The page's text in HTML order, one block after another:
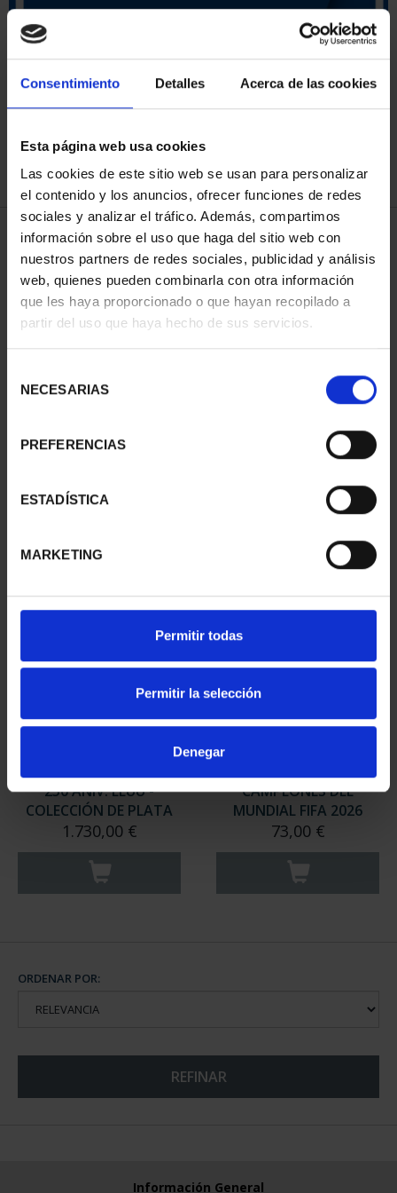
Consentimiento Detalles Acerca de las cookies
Esta página web usa cookies
Las cookies de este sitio web se usan para personalizar
el contenido y los anuncios, ofrecer funciones de redes
sociales y analizar el tráfico. Además, compartimos
información sobre el uso que haga del sitio web con
nuestros partners de redes sociales, publicidad y análisis
web, quienes pueden combinarla con otra información
que les haya proporcionado o que hayan recopilado a
partir del uso que haya hecho de sus servicios.
NECESARIAS
PREFERENCIAS
ESTADÍSTICA
MARKETING
Permitir todas
Permitir la selección
Denegar
ORDENAR POR:
4 Productos encontrados
COLECCIÓN COMPLETA
4.060,00 €
CINCUENTÍN
610,00 €
250 ANIV. EEUU -
COLECCIÓN DE PLATA
1.730,00 €
CAMPEONES DEL
MUNDIAL FIFA 2026
73,00 €
ORDENAR POR:
REFINAR
Información General